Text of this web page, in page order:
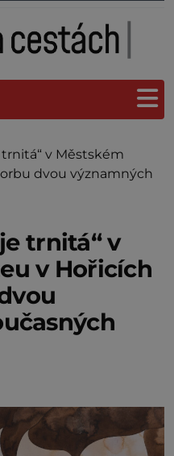
v Městském
dvou významných
trnitá“ v
v Hořicích